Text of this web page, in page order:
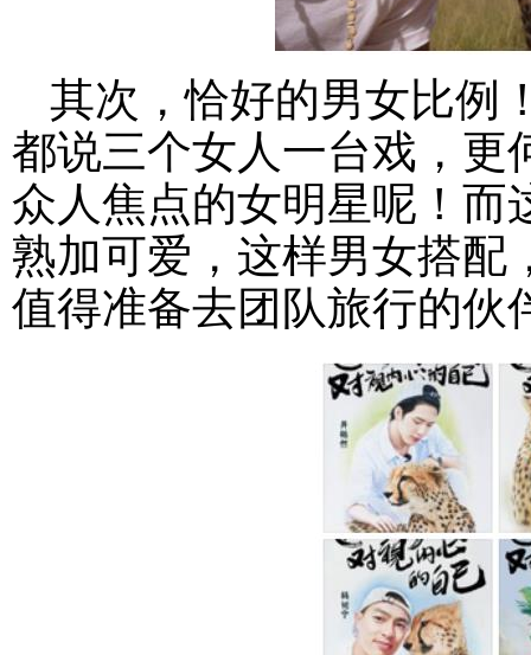
其次，恰好的男女比例
都说三个女人一台戏，更
众人焦点的女明星呢！而
熟加可爱，这样男女搭配
值得准备去团队旅行的伙